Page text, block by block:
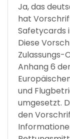
Ja, das
hat
Safetycards
Diese
Zulassungs-
Anhang 6
und
umgesetzt.
den